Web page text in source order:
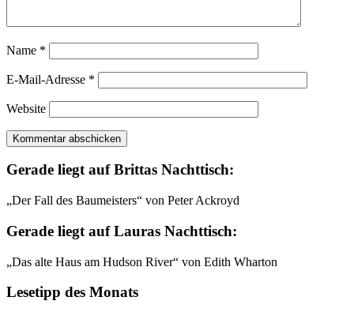
Name *
E-Mail-Adresse *
Website
Gerade liegt auf Brittas Nachttisch:
„Der Fall des Baumeisters“ von Peter Ackroyd
Gerade liegt auf Lauras Nachttisch:
„Das alte Haus am Hudson River“ von Edith Wharton
Lesetipp des Monats